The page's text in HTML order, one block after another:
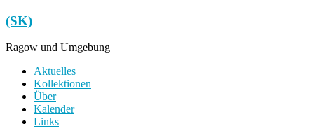
Zum
Inhalt
springen
(SK)
Ragow und Umgebung
Menü
Aktuelles
Kollektionen
Über
Kalender
Links